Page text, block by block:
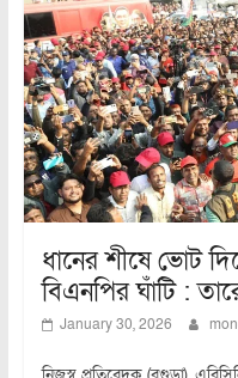
ধানের শীষে ভোট
বিএনপির ঘাঁটি :
January 30, 2026